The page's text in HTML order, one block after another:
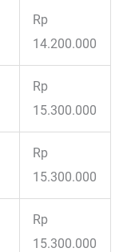
Rp
14.200.000
Rp
15.300.000
Rp
15.300.000
Rp
15.300.000